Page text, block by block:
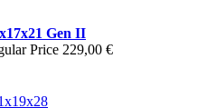
Gen II
Price 229,00 €